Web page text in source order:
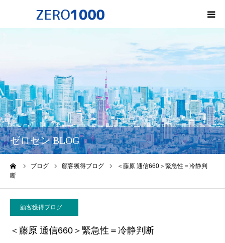
ゼロセン BLOG
ブログ 顧客獲得ブログ
＜藤原 通信660＞緊急性＝冷静判
断
顧客獲得ブログ
＜藤原 通信660＞緊急性＝冷静判断
サービス一覧・料金
会社概要